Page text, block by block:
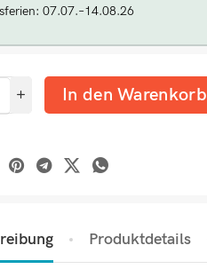
07.07.–14.08.26
In den Warenkorb
Produktdetails